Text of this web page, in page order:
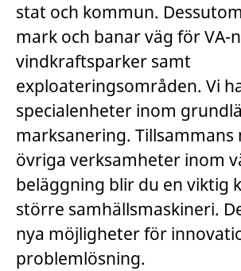
stat och kommun.
mark och banar väg för VA-
vindkraftsparker samt
exploateringsområden. Vi
specialenheter inom
marksanering. Tillsammans
övriga verksamheter inom
beläggning blir du en viktig
större samhällsmaskineri.
nya möjligheter för
problemlösning.